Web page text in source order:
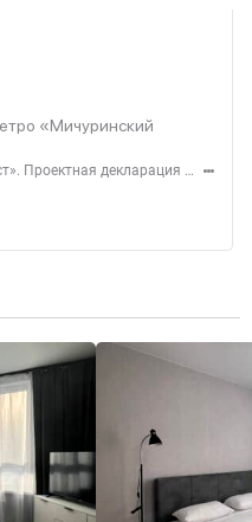
«Мичуринский
Застройщик — ООО СЗ «БазисИнвест». Проектная декларация — наш.дом.рф. Акция до 31.08.2026. Не оферта. Подробности — level.ru